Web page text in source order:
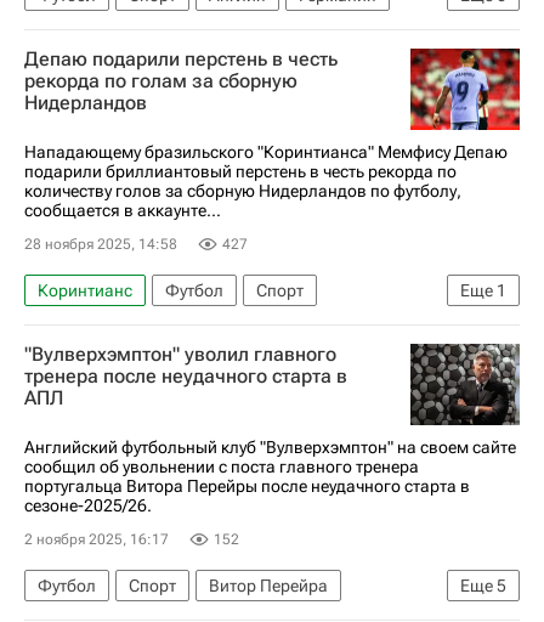
Испания
Педро
Родриго Мора
АЗ (Алкмар)
Зенит Рид
Депаю подарили перстень в честь
рекорда по голам за сборную
Нидерландов
Нападающему бразильского "Коринтианса" Мемфису Депаю
подарили бриллиантовый перстень в честь рекорда по
количеству голов за сборную Нидерландов по футболу,
сообщается в аккаунте...
28 ноября 2025, 14:58 427
Еще 1
Коринтианс Футбол
Спорт
Мемфис Депай
"Вулверхэмптон" уволил главного
тренера после неудачного старта в
АПЛ
Английский футбольный клуб "Вулверхэмптон" на своем сайте
сообщил об увольнении с поста главного тренера
португальца Витора Перейры после неудачного старта в
сезоне-2025/26.
2 ноября 2025, 16:17 152
Еще5
Футбол Спорт
Витор Перейра